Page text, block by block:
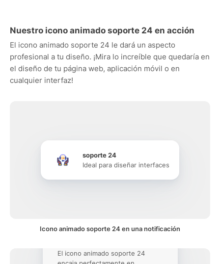
Nuestro icono animado soporte 24 en acción
El icono animado soporte 24 le dará un aspecto
profesional a tu diseño. ¡Mira lo increíble que quedaría en
el diseño de tu página web, aplicación móvil o en
cualquier interfaz!
soporte 24
Ideal para diseñar interfaces
Icono animado soporte 24 en una notificación
El icono animado soporte 24